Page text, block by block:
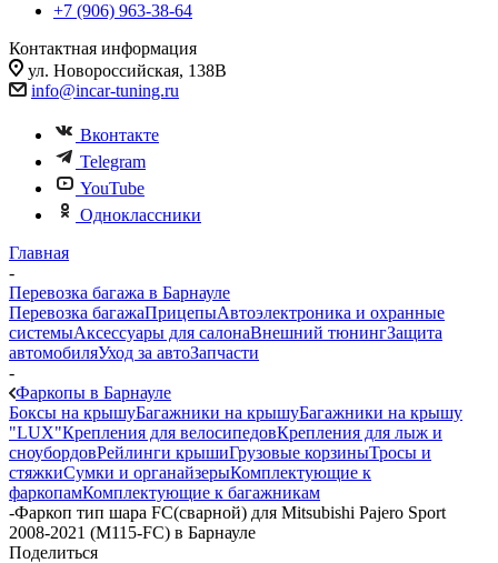
+7 (906) 963-38-64
Контактная информация
ул. Новороссийская, 138В
info@incar-tuning.ru
Вконтакте
Telegram
YouTube
Одноклассники
Главная
-
Перевозка багажа в Барнауле
Перевозка багажаПрицепыАвтоэлектроника и охранные
системыАксессуары для салонаВнешний тюнингЗащита
автомобиляУход за автоЗапчасти
-
Фаркопы в Барнауле
Боксы на крышуБагажники на крышуБагажники на крышу
"LUX"Крепления для велосипедовКрепления для лыж и
сноубордовРейлинги крышиГрузовые корзиныТросы и
стяжкиСумки и органайзерыКомплектующие к
фаркопамКомплектующие к багажникам
-Фаркоп тип шара FC(сварной) для Mitsubishi Pajero Sport
2008-2021 (M115-FC) в Барнауле
Поделиться